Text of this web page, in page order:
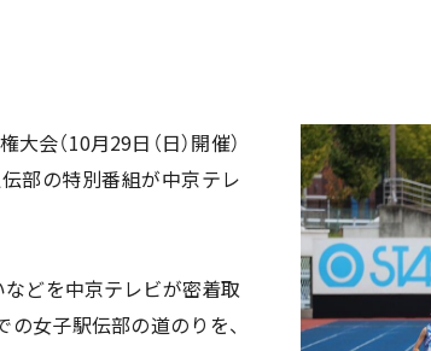
会（10月29日（日）開催）
部の特別番組が中京テレ
どを中京テレビが密着取
女子駅伝部の道のりを、